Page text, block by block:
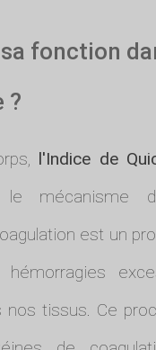
fonction
?
l'Indice de
le mécanisme
est un
nos tissus. Ce